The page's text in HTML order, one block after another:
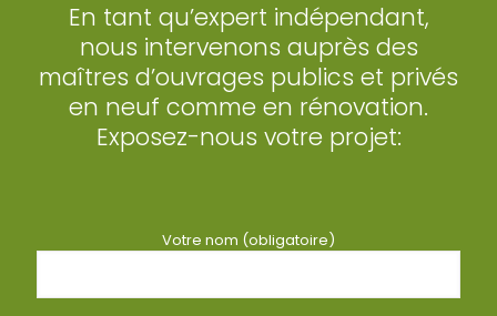
En tant qu’expert indépendant,
nous intervenons auprès des
maîtres d’ouvrages publics et privés
en neuf comme en rénovation.
Exposez-nous votre projet:
Votre nom (obligatoire)